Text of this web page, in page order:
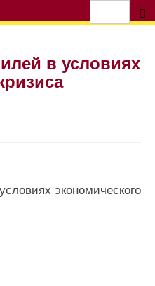
в условиях